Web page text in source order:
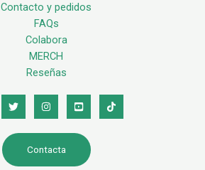
Contacto y pedidos
FAQs
Colabora
MERCH
Reseñas
Contacta